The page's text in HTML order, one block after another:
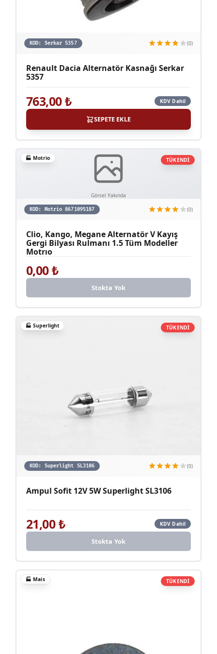
KOD: Serkar 5357 (0)
Renault Dacia Alternatör Kasnağı Serkar
5357
763,00₺ KDV Dahil
SEPETE EKLE
Görsel Yakında
TÜKENDİ
🏭 Motrio
KOD: Motrio 8671095187 (0)
Clio, Kango, Megane Alternatör V Kayış
Gergi Bilyası Rulmanı 1.5 Tüm Modeller
Motrıo
0,00₺
Stokta Yok
TÜKENDİ
🏭Superlight
KOD: Superlight SL3106 (0)
Ampul Sofit 12V 5W Superlight SL3106
21,00₺ KDV Dahil
Stokta Yok
TÜKENDİ
🏭 Mais